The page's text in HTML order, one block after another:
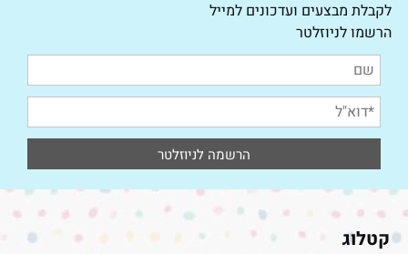
לקבלת מבצעים ועדכונים למייל
הרשמו לניוזלטר
קטלוג